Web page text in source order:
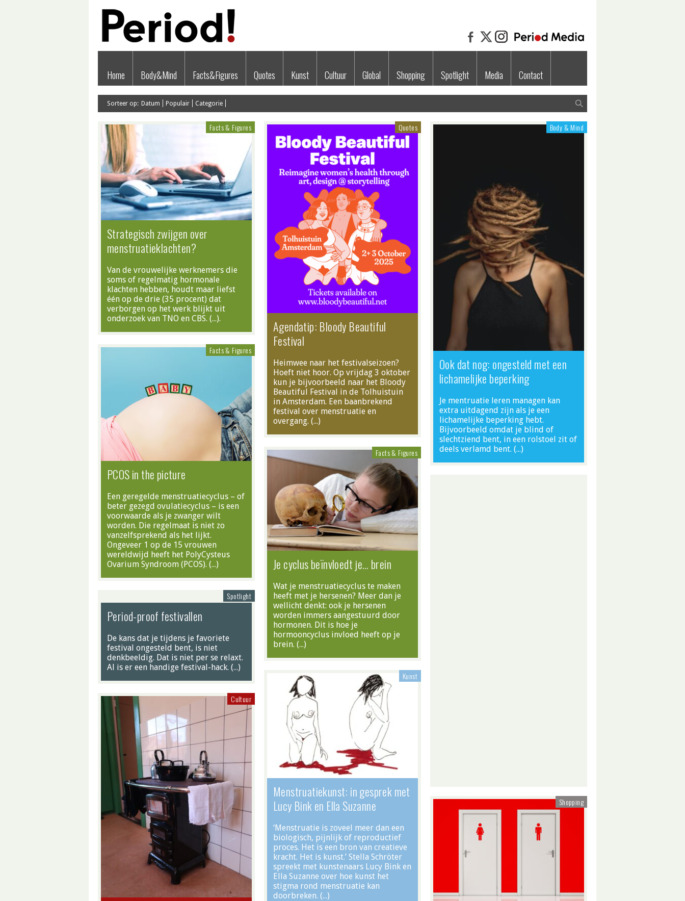
Home Body&Mind Facts&Figures Quotes Kunst Cultuur Global Shopping Spotlight Media Contact
Sorteer op: Datum Populair Categorie
Facts & Figures
Strategisch zwijgen over
menstruatieklachten?
Van de vrouwelijke werknemers die
soms of regelmatig hormonale
klachten hebben, houdt maar liefst
één op de drie (35 procent) dat
verborgen op het werk blijkt uit
onderzoek van TNO en CBS. (…).
Quotes
Agendatip: Bloody Beautiful
Festival
Heimwee naar het festivalseizoen?
Hoeft niet hoor. Op vrijdag 3 oktober
kun je bijvoorbeeld naar het Bloody
Beautiful Festival in de Tolhuistuin
in Amsterdam. Een baanbrekend
festival over menstruatie en
overgang. (…)
Body & Mind
Ook dat nog: ongesteld met een
lichamelijke beperking
Je mentruatie leren managen kan
extra uitdagend zijn als je een
lichamelijke beperking hebt.
Bijvoorbeeld omdat je blind of
slechtziend bent, in een rolstoel zit of
deels verlamd bent. (…)
Facts & Figures
PCOS in the picture
Een geregelde menstruatiecyclus – of
beter gezegd ovulatiecyclus – is een
voorwaarde als je zwanger wilt
worden. Die regelmaat is niet zo
vanzelfsprekend als het lijkt.
Ongeveer 1 op de 15 vrouwen
wereldwijd heeft het PolyCysteus
Ovarium Syndroom (PCOS). (…)
Facts & Figures
Je cyclus beïnvloedt je… brein
Wat je menstruatiecyclus te maken
heeft met je hersenen? Meer dan je
wellicht denkt: ook je hersenen
worden immers aangestuurd door
hormonen. Dit is hoe je
hormooncyclus invloed heeft op je
brein. (…)
Spotlight
Period-proof festivallen
De kans dat je tijdens je favoriete
festival ongesteld bent, is niet
denkbeeldig. Dat is niet per se relaxt.
Al is er een handige festival-hack. (…)
Kunst
Menstruatiekunst: in gesprek met
Lucy Bink en Ella Suzanne
‘Menstruatie is zoveel meer dan een
biologisch, pijnlijk of reproductief
proces. Het is een bron van creatieve
kracht. Het is kunst.’ Stella Schröter
spreekt met kunstenaars Lucy Bink en
Ella Suzanne over hoe kunst het
stigma rond menstruatie kan
doorbreken. (…)
Cultuur
Shopping